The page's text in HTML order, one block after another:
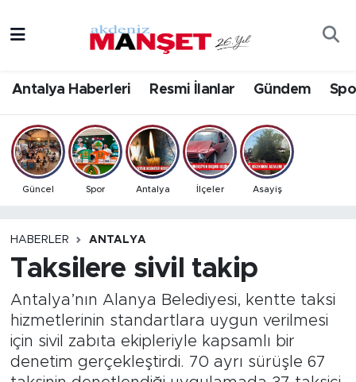
Antalya Haberleri Resmi İlanlar Gündem
Güncel Spor Antalya İlçeler Asayiş
HABERLER ANTALYA
Taksilere sivil takip
Antalya’nın Alanya Belediyesi, kentte taksi
hizmetlerinin standartlara uygun verilmesi
için sivil zabıta ekipleriyle kapsamlı bir
denetim gerçekleştirdi. 70 ayrı sürüşle 67
Bilim & Teknoloji
Eğitim
Ekonomi
Gündem
İlçeler
Kültür- Sanat
Antalya Hava Durumu
Antalya Namaz Vakitleri
Antalya Trafik Yoğunluk Haritası
Tüm Manşetler
Son Dakika Haberleri
Haber Arşivi